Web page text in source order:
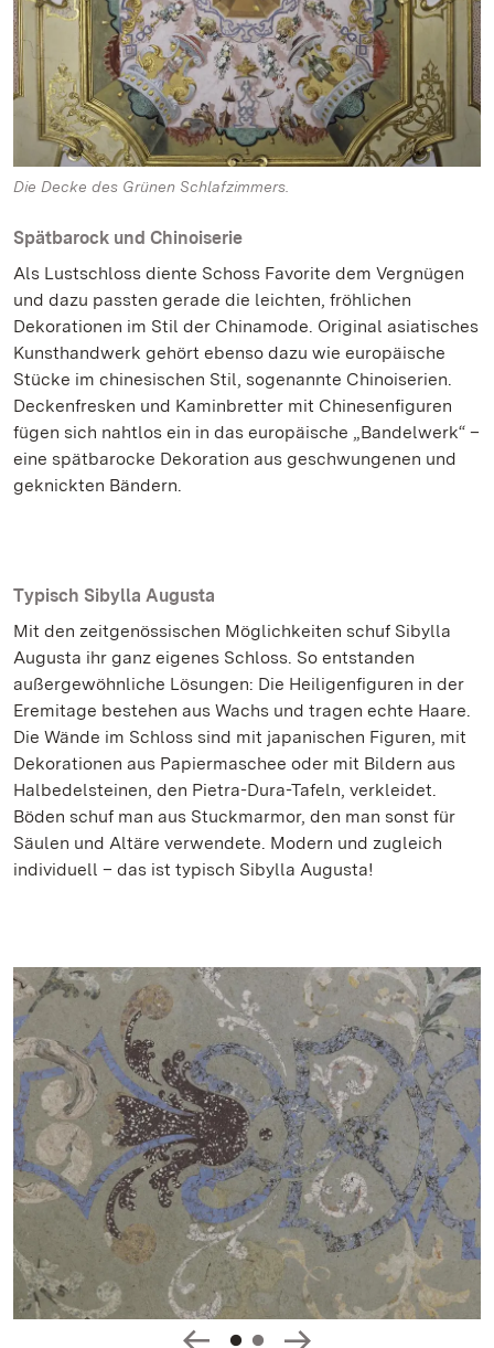
Die Decke des Grünen Schlafzimmers.
Spätbarock und Chinoiserie
Als Lustschloss diente Schoss Favorite dem Vergnügen
und dazu passten gerade die leichten, fröhlichen
Dekorationen im Stil der Chinamode. Original asiatisches
Kunsthandwerk gehört ebenso dazu wie europäische
Stücke im chinesischen Stil, sogenannte Chinoiserien.
Deckenfresken und Kaminbretter mit Chinesenfiguren
fügen sich nahtlos ein in das europäische „Bandelwerk“ –
eine spätbarocke Dekoration aus geschwungenen und
geknickten Bändern.
Typisch Sibylla Augusta
Mit den zeitgenössischen Möglichkeiten schuf Sibylla
Augusta ihr ganz eigenes Schloss. So entstanden
außergewöhnliche Lösungen: Die Heiligenfiguren in der
Eremitage bestehen aus Wachs und tragen echte Haare.
Die Wände im Schloss sind mit japanischen Figuren, mit
Dekorationen aus Papiermaschee oder mit Bildern aus
Halbedelsteinen, den Pietra-Dura-Tafeln, verkleidet.
Böden schuf man aus Stuckmarmor, den man sonst für
Säulen und Altäre verwendete. Modern und zugleich
individuell – das ist typisch Sibylla Augusta!